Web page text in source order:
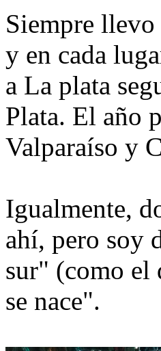
Siempre
y en cada
a La plata
Plata. El año
Valparaíso y
Igualmente,
ahí, pero soy
sur" (como el
se nace".